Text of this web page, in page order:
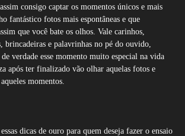
consigo captar os momentos únicos e mais
fantástico fotos mais espontâneas e que
que você bate os olhos. Vale carinhos,
brincadeiras e palavrinhas no pé do ouvido,
verdade esse momento muito especial na vida
após ter finalizado vão olhar aquelas fotos e
momentos.
dicas de ouro para quem deseja fazer o ensaio